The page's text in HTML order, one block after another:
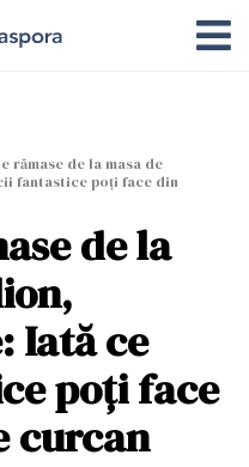
rămase de la masa de
fantastice poți face din
de la
Iată ce
poți face
curcan